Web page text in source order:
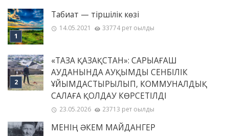
Табиғат — тіршілік көзі
14.05.2021 33774 рет оқылды
«ТАЗА ҚАЗАҚСТАН»: САРЫАҒАШ
АУДАНЫНДА АУҚЫМДЫ СЕНБІЛІК
ҰЙЫМДАСТЫРЫЛЫП, КОММУНАЛДЫҚ
САЛАҒА ҚОЛДАУ КӨРСЕТІЛДІ
23.05.2026 23713 рет оқылды
МЕНІҢ ƏКЕМ МАЙДАНГЕР